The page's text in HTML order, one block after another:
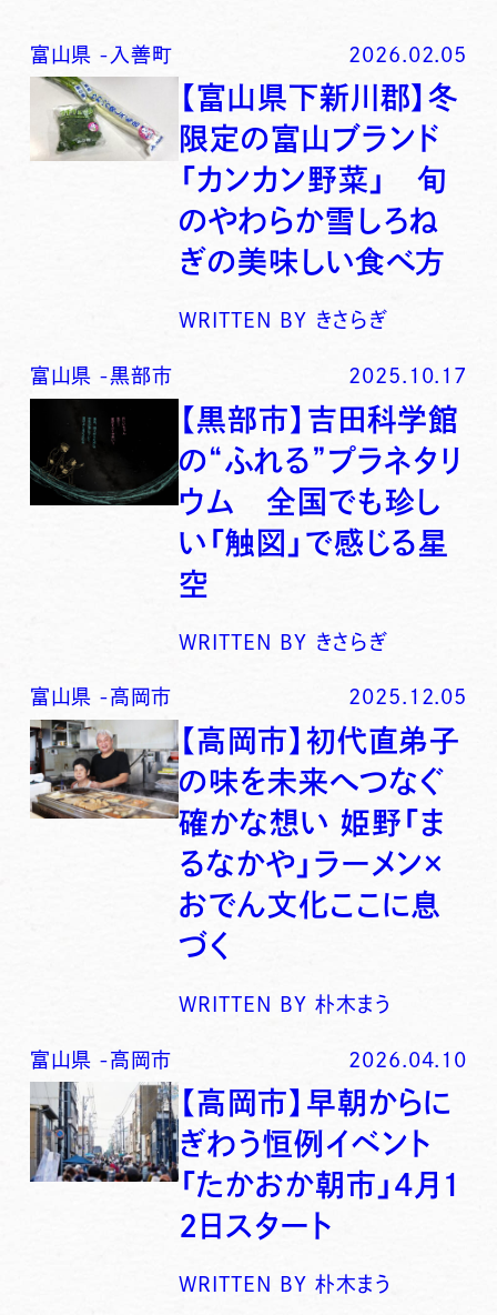
富山県 - 入善町 2026.02.05
【富山県下新川郡】冬
限定の富山ブランド
「カンカン野菜」 旬
のやわらか雪しろね
ぎの美味しい食べ方
WRITTEN BY きさらぎ
富山県 -黒部市 2025.10.17
【黒部市】吉田科学館
の“ふれる”プラネタリ
ウム 全国でも珍し
い「触図」で感じる星
空
WRITTEN BY きさらぎ
富山県 -高岡市 2025.12.05
【高岡市】初代直弟子
の味を未来へつなぐ
確かな想い 姫野「ま
るなかや」ラーメン×
おでん文化ここに息
づく
WRITTEN BY 朴木まう
富山県 -高岡市 2026.04.10
【高岡市】早朝からに
ぎわう恒例イベント
「たかおか朝市」4月1
2日スタート
WRITTEN BY 朴木まう